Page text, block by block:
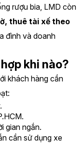
rượu bia, LMD còn
thuê tài xế theo
đình và doanh
khi nào?
khách hàng cần
gian ngắn.
cần sử dụng xe